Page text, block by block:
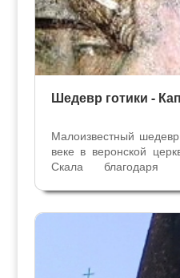
Шедевр готики -
Малоизвестный
веке в веронской
Скала благодаря
Европе после
вдохновила
Бадиле на работу. В...
Колокольни
Скрытая